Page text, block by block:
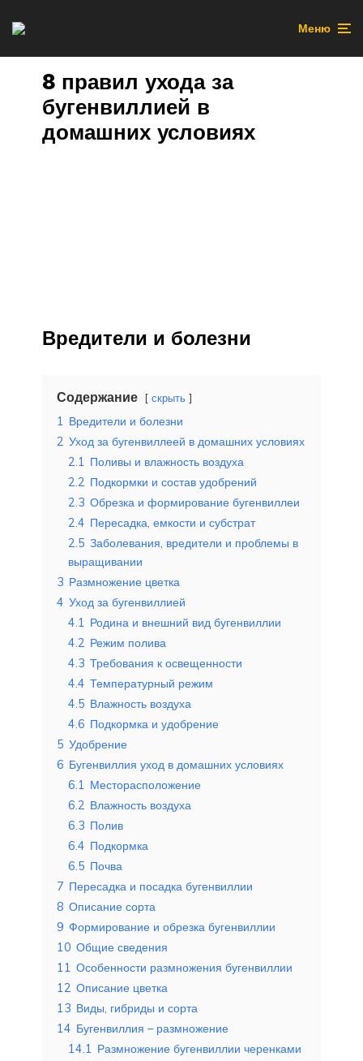
Меню
8 правил ухода за
бугенвиллией в
домашних условиях
Вредители и болезни
Содержание скрыть
1 Вредители и болезни
2 Уход за бугенвиллеей в домашних условиях
2.1 Поливы и влажность воздуха
2.2 Подкормки и состав удобрений
2.3 Обрезка и формирование бугенвиллеи
2.4 Пересадка, емкости и субстрат
2.5 Заболевания, вредители и проблемы в
выращивании
3 Размножение цветка
4 Уход за бугенвиллией
4.1 Родина и внешний вид бугенвиллии
4.2 Режим полива
4.3 Требования к освещенности
4.4 Температурный режим
4.5 Влажность воздуха
4.6 Подкормка и удобрение
5 Удобрение
6 Бугенвиллия уход в домашних условиях
6.1 Месторасположение
6.2 Влажность воздуха
6.3 Полив
6.4 Подкормка
6.5 Почва
7 Пересадка и посадка бугенвиллии
8 Описание сорта
9 Формирование и обрезка бугенвиллии
10 Общие сведения
11 Особенности размножения бугенвиллии
12 Описание цветка
13 Виды, гибриды и сорта
14 Бугенвиллия – размножение
14.1 Размножение бугенвиллии черенками